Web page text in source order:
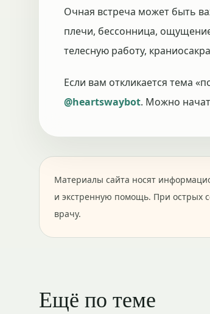
Очная встреча может быть
плечи, бессонница,
телесную работу,
Если вам откликается тема
@heartswaybot. Можно
Материалы сайта носят
и экстренную помощь. При острых
врачу.
Ещё по теме